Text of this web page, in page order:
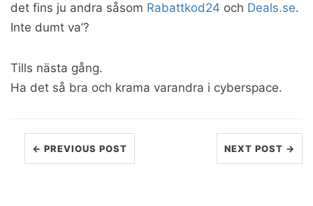
det fins ju andra såsom Rabattkod24 och Deals.se.
Inte dumt va’?
Tills nästa gång.
Ha det så bra och krama varandra i cyberspace.
← PREVIOUS POST NEXT POST →